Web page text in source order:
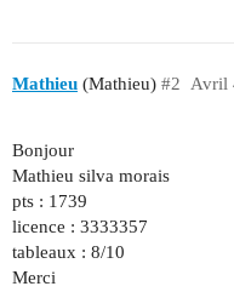
Mathieu (Mathieu) Avril
#2
Bonjour
Mathieu silva morais
pts : 1739
licence : 3333357
tableaux : 8/10
Merci